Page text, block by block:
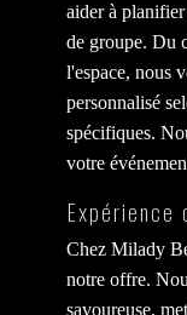
aider à
de groupe. Du
l'espace, nous
personnalisé
spécifiques.
votre
Chez Milady
notre offre.
savoureuse,